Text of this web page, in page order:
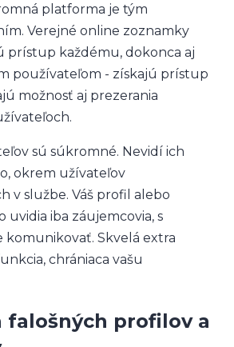
platforma je tým
Verejné online zoznamky
prístup každému, dokonca aj
používateľom - získajú prístup
možnosť aj prezerania
sú súkromné. Nevidí ich
okrem užívateľov
v službe. Váš profil alebo
uvidia iba záujemcovia, s
komunikovať. Skvelá extra
chrániaca vašu
falošných profilov a